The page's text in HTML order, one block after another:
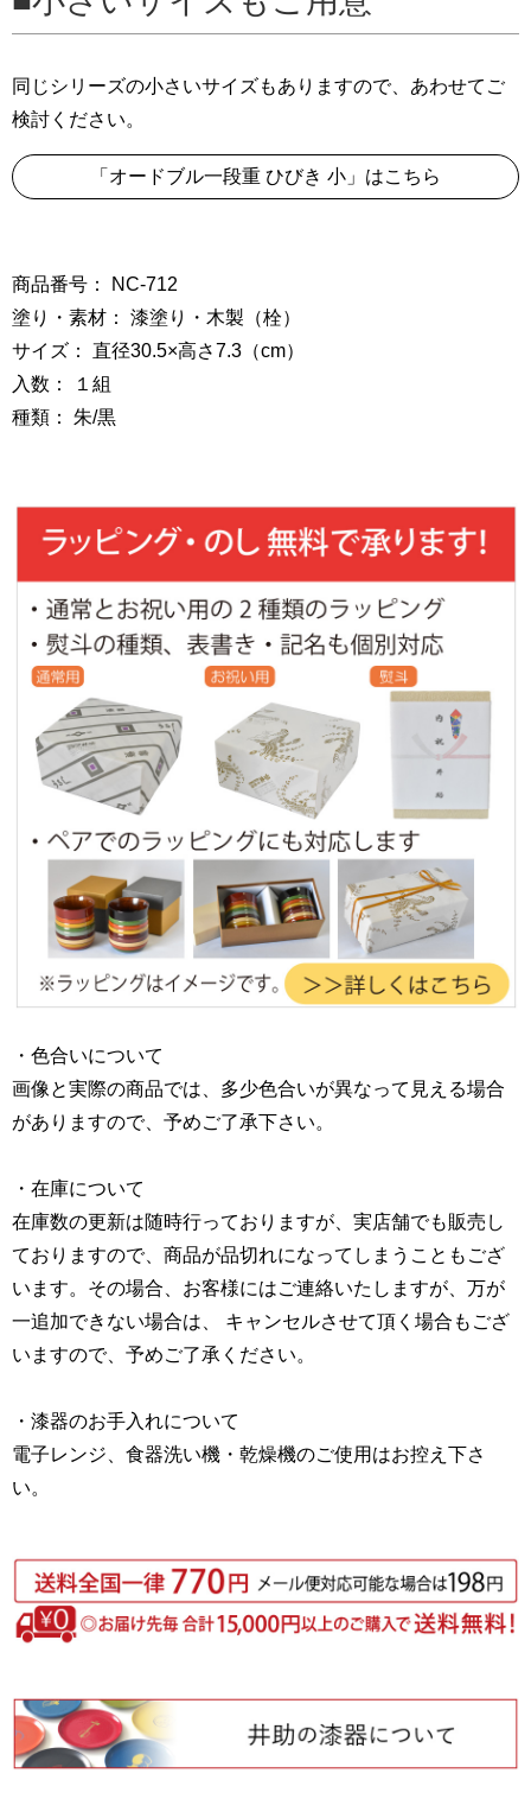
同じシリーズの小さいサイズもありますので、あわせてご
検討ください。
「オードブル一段重 ひびき 小」はこちら
商品番号： NC-712
塗り・素材： 漆塗り・木製（栓）
サイズ： 直径30.5×高さ7.3（cm）
入数： １組
種類： 朱/黒
・色合いについて
画像と実際の商品では、多少色合いが異なって見える場合
がありますので、予めご了承下さい。
・在庫について
在庫数の更新は随時行っておりますが、実店舗でも販売し
ておりますので、商品が品切れになってしまうこともござ
います。その場合、お客様にはご連絡いたしますが、万が
一追加できない場合は、 キャンセルさせて頂く場合もござ
いますので、予めご了承ください。
・漆器のお手入れについて
電子レンジ、食器洗い機・乾燥機のご使用はお控え下さ
い。